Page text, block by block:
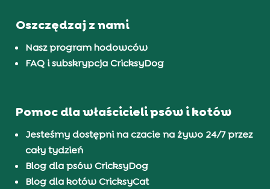
Oszczędzaj z nami
Nasz program hodowców
FAQ i subskrypcja CricksyDog
Pomoc dla właścicieli psów i kotów
Jesteśmy dostępni na czacie na żywo 24/7 przez
cały tydzień
Blog dla psów CricksyDog
Blog dla kotów CricksyCat